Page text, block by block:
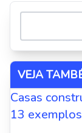
VEJA
Casas
13